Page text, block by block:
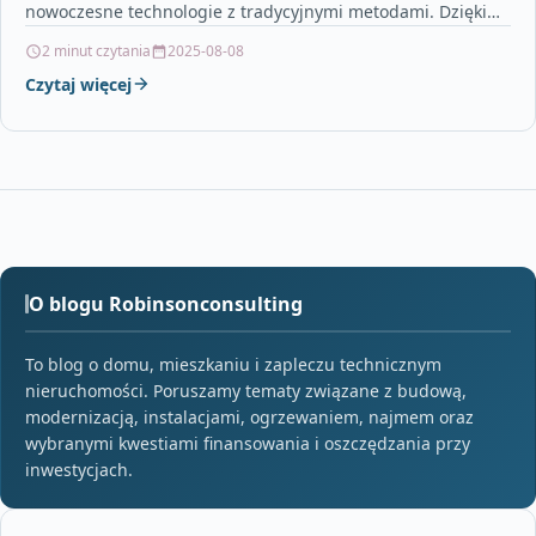
nowoczesne technologie z tradycyjnymi metodami. Dzięki
2 minut czytania 2025-08-08
Czytaj więcej
O blogu Robinsonconsulting
To blog o domu, mieszkaniu i zapleczu technicznym
nieruchomości. Poruszamy tematy związane z budową,
modernizacją, instalacjami, ogrzewaniem, najmem oraz
wybranymi kwestiami finansowania i oszczędzania przy
inwestycjach.